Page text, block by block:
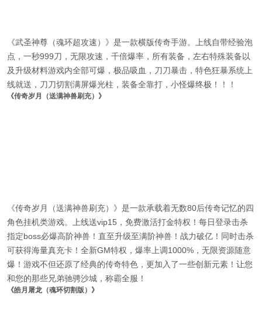
《武圣神尊（魂环超攻速）》是一款横版传奇手游。上线自带经验泡
点，一秒999刀，无限攻速，千倍爆率，所有装备，左右特殊装备以
及升级材料游戏内全部可爆，极品吸血，刀刀暴击，特色狂暴系统上
线就送，刀刀切割满屏爆光柱，装备全靠打，小怪爆终极！！！
《传奇岁月（送满神兽刷充）》
《传奇岁月（送满神兽刷充）》是一款承载着无数80后传奇记忆的四
角色挂机类游戏。上线送vip15，免费激活打金特权！每日登录击杀
指定boss必爆高阶神兽！直至升级至满阶神兽！战力破亿！同时击杀
可获得海量真充卡！全新GM特权，爆率上调1000%，无限资源随意
爆！游戏不但还原了经典的传奇特色，更加入了一些创新元素！让您
和您的那些兄弟驰骋沙城，称霸全服！
《皓月屠龙（魂环切割版）》